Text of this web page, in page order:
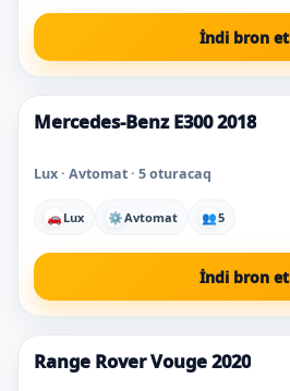
İndi bron et
Super qiymət
Mercedes-Benz E300 2018
Lux · Avtomat · 5 oturacaq
🚗 Lux ⚙Avtomat 👥5
İndi bron et
Super qiymət
Range Rover Vouge 2020